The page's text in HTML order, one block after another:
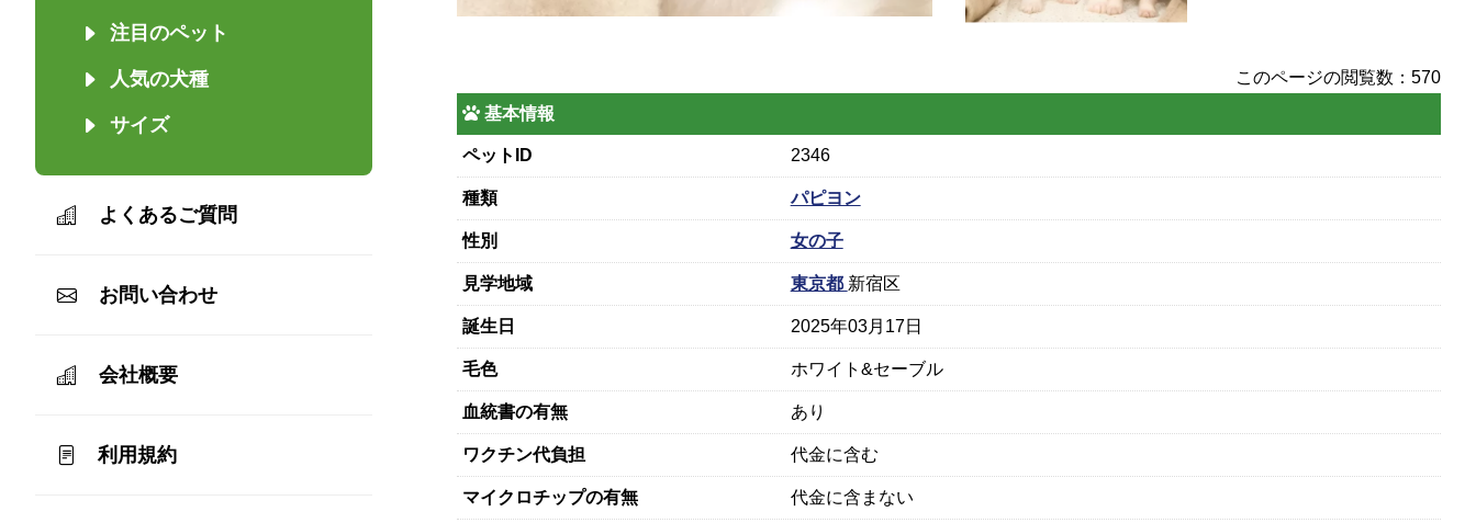
このページの閲覧数：570
基本情報
ペットID 2346
種類 パピヨン
性別 女の子
見学地域 東京都 新宿区
誕生日 2025年03月17日
毛色 ホワイト&セーブル
血統書の有無 あり
ワクチン代負担 代金に含む
マイクロチップの有無 代金に含まない
注目のペット
人気の犬種
サイズ
よくあるご質問
お問い合わせ
会社概要
利用規約